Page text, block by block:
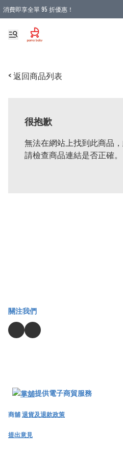
消費即享全單 95 折優惠！
購物滿 HKD 900.00即享免運費優惠！（適
< 返回商品列表
很抱歉
無法在網站上找到此商品，
請檢查商品連結是否正確。
關注我們
提供電子商貿服務
商舖退貨及退款政策
提出意見